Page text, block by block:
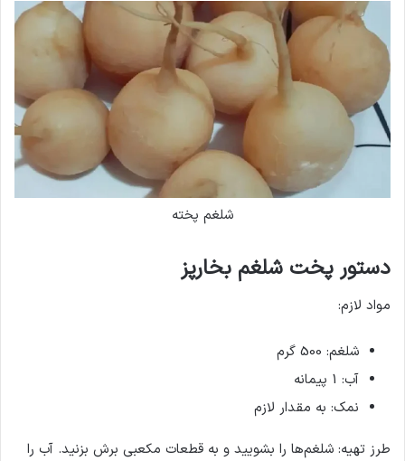
شلغم پخته
دستور پخت شلغم بخارپز
مواد لازم:
شلغم: 500 گرم
آب: 1 پیمانه
نمک: به مقدار لازم
طرز تهیه: شلغم‌ها را بشویید و به قطعات مکعبی برش بزنید. آب را